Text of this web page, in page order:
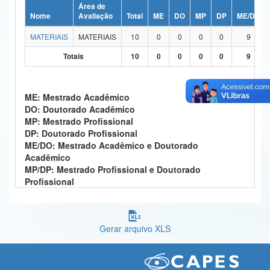
Ministério da Ciência, Tecnologia, Inovações e Comunicações
Ministério do Meio Ambiente
Controladoria-Geral da União
Ministério da Mulher, da Família e dos Direitos Humanos
Secretaria-Geral
Secretaria de Governo
Nome
Área de
Avaliação
Total ME DO MP DP
ME/DO
MATERIAIS
MATERIAIS 10 0 0 0 0
9
Totais
10 0 0 0 0 9
ME: Mestrado Acadêmico
DO: Doutorado Acadêmico
MP: Mestrado Profissional
DP: Doutorado Profissional
ME/DO: Mestrado Acadêmico e Doutorado
Acadêmico
MP/DP: Mestrado Profissional e Doutorado
Profissional
Gerar arquivo XLS